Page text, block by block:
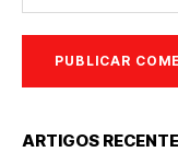
ARTIGOS